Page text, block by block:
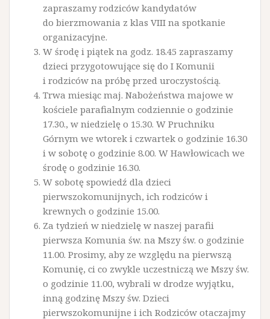
zapraszamy rodziców kandydatów
do bierzmowania z klas VIII na spotkanie
organizacyjne.
W środę i piątek na godz. 18.45 zapraszamy
dzieci przygotowujące się do I Komunii
i rodziców na próbę przed uroczystością.
Trwa miesiąc maj. Nabożeństwa majowe w
kościele parafialnym codziennie o godzinie
17.30., w niedzielę o 15.30. W Pruchniku
Górnym we wtorek i czwartek o godzinie 16.30
i w sobotę o godzinie 8.00. W Hawłowicach we
środę o godzinie 16.30.
W sobotę spowiedź dla dzieci
pierwszokomunijnych, ich rodziców i
krewnych o godzinie 15.00.
Za tydzień w niedzielę w naszej parafii
pierwsza Komunia św. na Mszy św. o godzinie
11.00. Prosimy, aby ze względu na pierwszą
Komunię, ci co zwykle uczestniczą we Mszy św.
o godzinie 11.00, wybrali w drodze wyjątku,
inną godzinę Mszy św. Dzieci
pierwszokomunijne i ich Rodziców otaczajmy